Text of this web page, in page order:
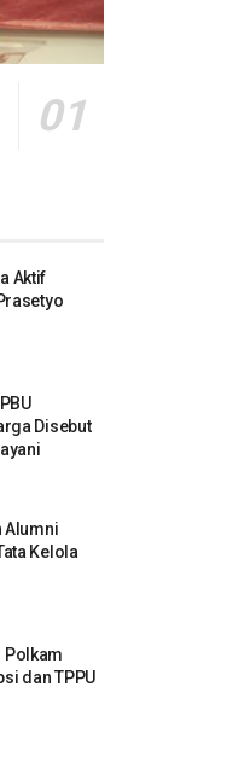
Aktif
Disebut
Alumni
Kelola
Polkam
dan TPPU